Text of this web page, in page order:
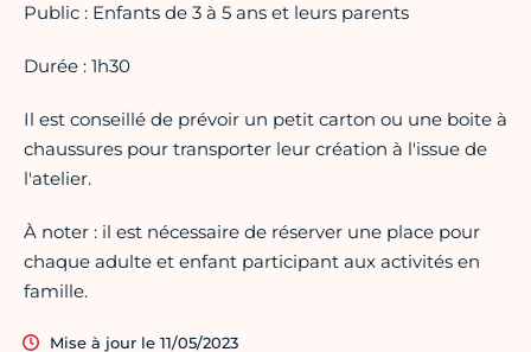
Public : Enfants de 3 à 5 ans et leurs parents
Durée : 1h30
Il est conseillé de prévoir un petit carton ou une boite à
chaussures pour transporter leur création à l'issue de
l'atelier.
À noter : il est nécessaire de réserver une place pour
chaque adulte et enfant participant aux activités en
famille.
Mise à jour le 11/05/2023